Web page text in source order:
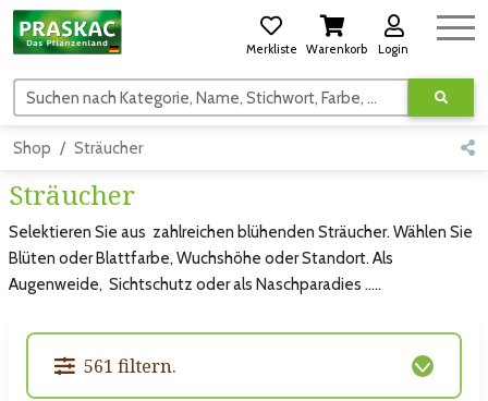
Merkliste Warenkorb Login
Suchen nach Kategorie, Name, Stichwort, Farbe, usw.
Shop Sträucher
Sträucher
Selektieren Sie aus zahlreichen blühenden Sträucher. Wählen Sie
Blüten oder Blattfarbe, Wuchshöhe oder Standort. Als
Augenweide, Sichtschutz oder als Naschparadies .....
561 filtern.